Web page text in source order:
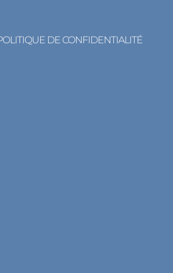
DE CONFIDENTIALITÉ